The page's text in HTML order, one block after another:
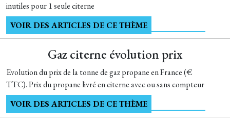
inutiles pour 1 seule citerne
VOIR DES ARTICLES DE CE THÈME
Gaz citerne évolution prix
Evolution du prix de la tonne de gaz propane en France (€
TTC). Prix du propane livré en citerne avec ou sans compteur
VOIR DES ARTICLES DE CE THÈME